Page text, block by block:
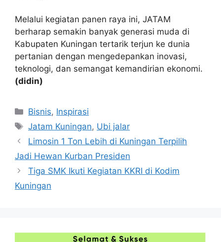
Melalui kegiatan panen raya ini, JATAM
berharap semakin banyak generasi muda di
Kabupaten Kuningan tertarik terjun ke dunia
pertanian dengan mengedepankan inovasi,
teknologi, dan semangat kemandirian ekonomi.
(didin)
Kategori
Bisnis, Inspirasi
Tag
Jatam Kuningan, Ubi jalar
Limosin 1 Ton Lebih di Kuningan Terpilih
Jadi Hewan Kurban Presiden
Tiga SMK Ikuti Kegiatan KKRI di Kodim
Kuningan